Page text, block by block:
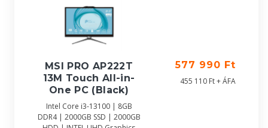
MSI PRO AP222T
13M Touch All-in-
One PC (Black)
Intel Core i3-13100 | 8GB
DDR4 | 2000GB SSD | 2000GB
577 990 Ft
455 110 Ft + ÁFA